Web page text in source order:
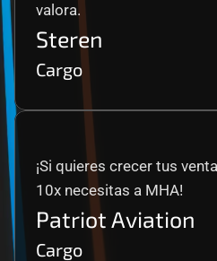
valora.
Steren
Cargo
¡Si quieres crecer tus
10x necesitas a MHA!
Patriot Aviation
Cargo